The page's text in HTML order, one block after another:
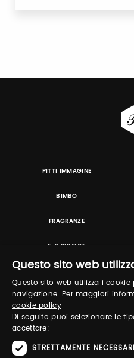
PITTI IMMAGINE
BIMBO
FRAGRANZE
E-P SUMMIT
TUTORING &
Questo sito web
Questo sito web utilizza i
navigazione. Per maggiori
cookie policy
Di seguito puoi selezionare le
accettare:
STRETTAMENTE NECESSARI